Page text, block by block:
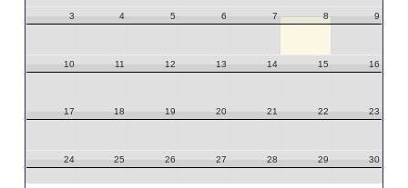
3 4 5 6 7 8 9
10 11 12 13 14 15 16
17 18 19 20 21 22 23
24 25 26 27 28 29 30